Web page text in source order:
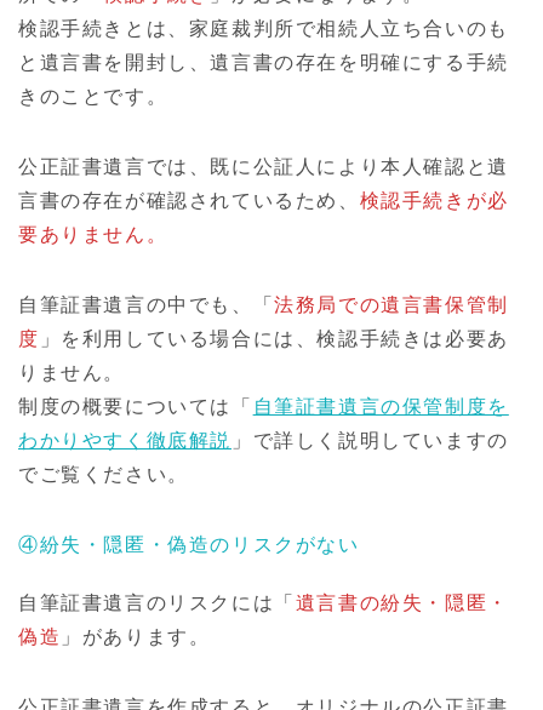
検認手続きとは、家庭裁判所で相続人立ち合いのも
と遺言書を開封し、遺言書の存在を明確にする手続
きのことです。
公正証書遺言では、既に公証人により本人確認と遺
言書の存在が確認されているため、 検認手続きが必
要ありません。
自筆証書遺言の中でも、「法務局での遺言書保管制
度 」を利用している場合には、検認手続きは必要あ
りません。
制度の概要については「 自筆証書遺言の保管制度を
わかりやすく徹底解説 」で詳しく説明していますの
でご覧ください。
④紛失・隠匿・偽造のリスクがない
自筆証書遺言のリスクには「 遺言書の紛失・隠匿・
偽造 」があります。